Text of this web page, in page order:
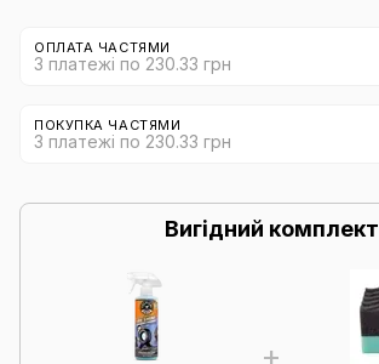
ОПЛАТА ЧАСТЯМИ
3 платежі по 230.33 грн
ПОКУПКА ЧАСТЯМИ
3 платежі по 230.33 грн
Вигідний комплект